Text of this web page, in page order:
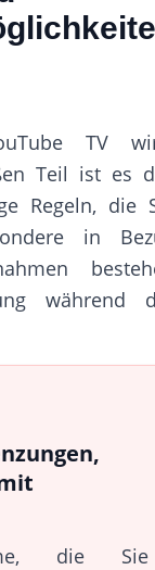
TV
Teil ist es
Regeln, die
in
während
die Sie